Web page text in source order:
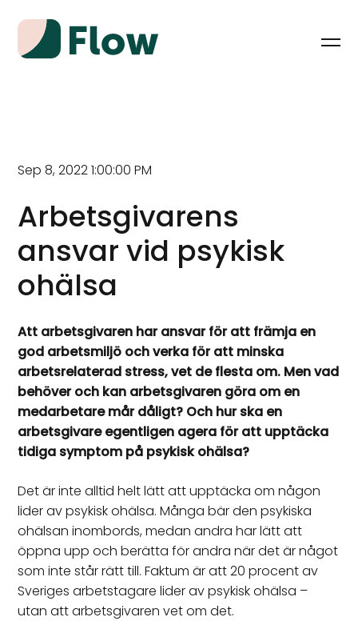
Sep 8, 2022 1:00:00 PM
Arbetsgivarens
ansvar vid psykisk
ohälsa
Att arbetsgivaren har ansvar för att främja en
god arbetsmiljö och verka för att minska
arbetsrelaterad stress, vet de flesta om. Men vad
behöver och kan arbetsgivaren göra om en
medarbetare mår dåligt? Och hur ska en
arbetsgivare egentligen agera för att upptäcka
tidiga symptom på psykisk ohälsa?
Det är inte alltid helt lätt att upptäcka om någon
lider av psykisk ohälsa. Många bär den psykiska
ohälsan inombords, medan andra har lätt att
öppna upp och berätta för andra när det är något
som inte står rätt till. Faktum är att 20 procent av
Sveriges arbetstagare lider av psykisk ohälsa –
utan att arbetsgivaren vet om det.